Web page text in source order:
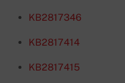
KB2817346
KB2817414
KB2817415